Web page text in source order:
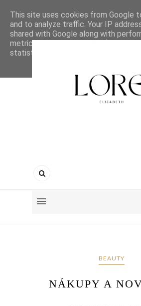
BEAUTY
NÁKUPY A
This site uses cookies from Google
and to analyze traffic. Your IP
shared with Google along with
metrics to ensure quality of service,
statistics, and to detect and address